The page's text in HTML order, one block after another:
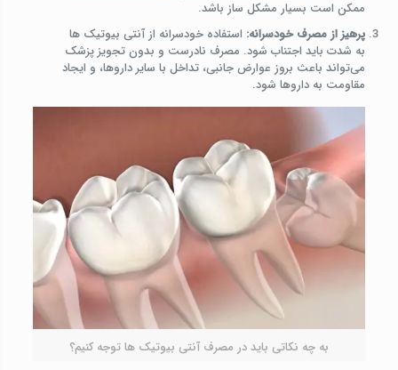
ممکن است بسیار مشکل‌ ساز باشد.
پرهیز از مصرف خودسرانه: استفاده خودسرانه از آنتی‌ بیوتیک‌ ها
به شدت باید اجتناب شود. مصرف نادرست و بدون تجویز پزشک
می‌تواند باعث بروز عوارض جانبی، تداخل با سایر داروها، و ایجاد
مقاومت به داروها شود​.
به چه نکاتی باید در مصرف آنتی بیوتیک ها توجه کنیم؟